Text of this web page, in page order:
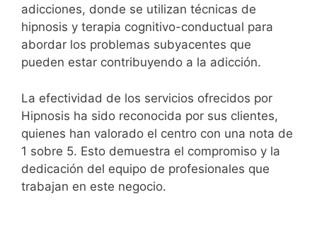
adicciones, donde se utilizan técnicas de
hipnosis y terapia cognitivo-conductual para
abordar los problemas subyacentes que
pueden estar contribuyendo a la adicción.
La efectividad de los servicios ofrecidos por
Hipnosis ha sido reconocida por sus clientes,
quienes han valorado el centro con una nota de
1 sobre 5. Esto demuestra el compromiso y la
dedicación del equipo de profesionales que
trabajan en este negocio.